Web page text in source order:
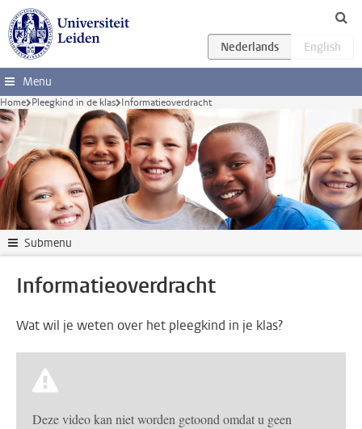
Ga direct naar de inhoud
Menu
Home Pleegkind in de klas Informatieoverdracht
Submenu
Informatieoverdracht
Wat wil je weten over het pleegkind in je klas?
Deze video kan niet worden getoond omdat u geen